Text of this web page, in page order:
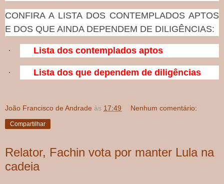
CONFIRA A LISTA DOS CONTEMPLADOS APTOS
E DOS QUE AINDA DEPENDEM DE DILIGÊNCIAS:
· Lista dos contemplados aptos
· Lista dos que dependem de diligências
João Francisco de Andrade às 17:49 Nenhum comentário:
Compartilhar
Relator, Fachin vota por manter Lula na
cadeia